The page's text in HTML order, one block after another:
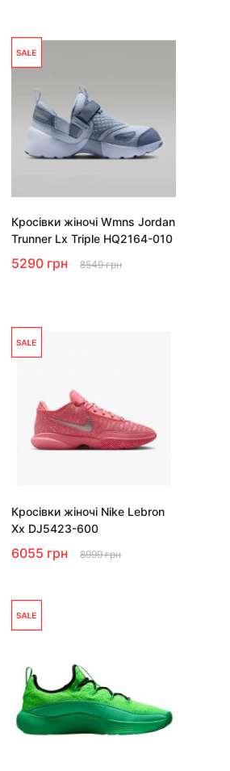
Кросівки жіночі Wmns Jordan
Trunner Lx Triple HQ2164-010
5290 грн 8549 грн
Кросівки жіночі Nike Lebron
Xx DJ5423-600
6055 грн 8999 грн